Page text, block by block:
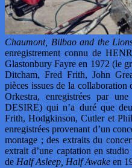
Chaumont, Bilbao and the
enregistrement connu de
Glastonbury Fayre en 1972 (le
Ditcham, Fred Frith, John
pièces issues de la
Orkestra, enregistrées par
DESIRE) qui n’a duré que
Frith, Hodgkinson, Cutler et
enregistrées provenant d’un
montage ; des extraits du
extrait d’une captation en
de Half Asleep, Half Awake en